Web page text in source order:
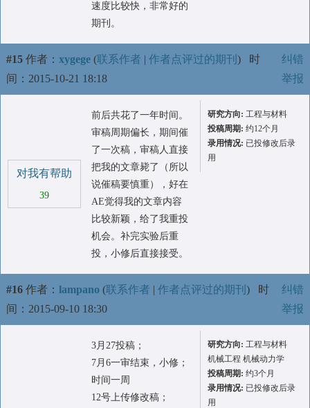
速度比较快，非常好的
期刊。
#15 作者： xygege (联系作者 | 作者点评过的期刊 ) 时
间：2015-10-21 18:18
纠错
举报
对我有帮助
39
前后共花了一年时间。
审稿周期偏长，期间催
了一次稿，审稿人直接
把我的文章毙了（所以
说催稿要慎重），好在
AE觉得我的文章内容
比较新颖，给了我重投
机会。补完实验后重
投，小修后直接接受。
研究方向: 工程与材料
投稿周期: 约12个月
录用情况: 已投修改后录
用
#16 作者： lampano (联系作者 | 作者点评过的期刊 ) 时
间：2015-09-10 18:30
纠错
举报
3月27投稿；
7月6一审结束，小修；
时间一周
12号上传修改稿；
研究方向: 工程与材料
机械工程 机械动力学
投稿周期: 约3个月
录用情况: 已投修改后录
用